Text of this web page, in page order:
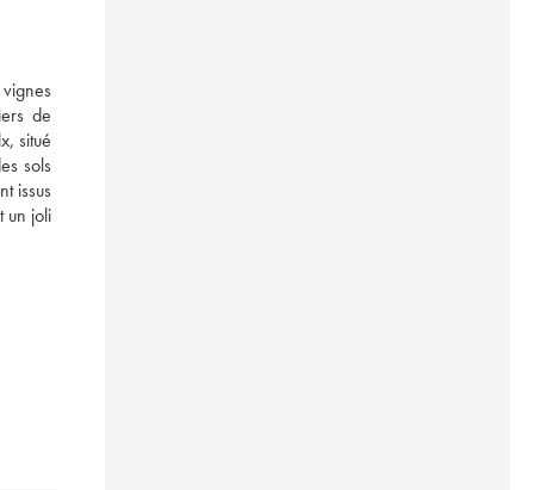
de
situé
sols
issus
un joli